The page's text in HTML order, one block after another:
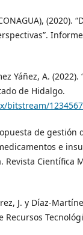
(2020).
Yáñez, A. (2022).
de Hidalgo.
bitstream/
de
e
Revista Científica
J. y Díaz-